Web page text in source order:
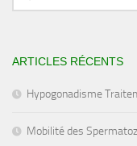
ARTICLES RÉCENTS
Hypogonadisme
Mobilité des